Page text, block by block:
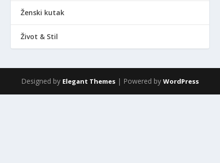
Ženski kutak
Život & Stil
Designed by Elegant Themes | Powered by WordPress